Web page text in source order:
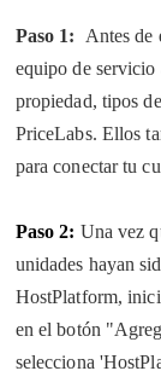
Paso 1:
Antes de
equipo de
propiedad, tipos
PriceLabs. Ellos
para conectar tu
Paso 2: Una vez
unidades hayan
HostPlatform,
en el botón
selecciona